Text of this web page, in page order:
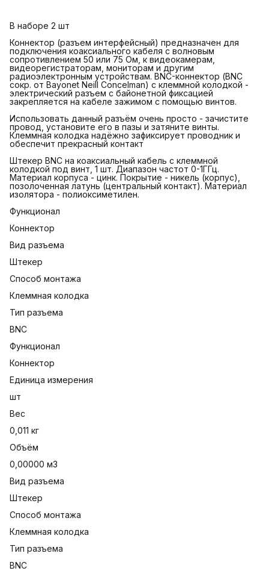
В наборе 2 шт
Коннектор (разъем интерфейсный) предназначен для
подключения коаксиального кабеля c волновым
сопротивлением 50 или 75 Ом, к видеокамерам,
видеорегистраторам, мониторам и другим
радиоэлектронным устройствам. BNC-коннектор (BNC
сокр. от Bayonet Neill Concelman) с клеммной колодкой -
электрический разъем с байонетной фиксацией
закрепляется на кабеле зажимом с помощью винтов.
Использовать данный разъём очень просто - зачистите
провод, установите его в пазы и затяните винты.
Клеммная колодка надёжно зафиксирует проводник и
обеспечит прекрасный контакт
Штекер BNC на коаксиальный кабель с клеммной
колодкой под винт, 1 шт. Диапазон частот 0-1ГГц.
Материал корпуса - цинк. Покрытие - никель (корпус),
позолоченная латунь (центральный контакт). Материал
изолятора - полиоксиметилен.
Функционал
Коннектор
Вид разъема
Штекер
Способ монтажа
Клеммная колодка
Тип разъема
BNC
Функционал
Коннектор
Единица измерения
шт
Вес
0,011 кг
Объём
0,00000 м3
Вид разъема
Штекер
Способ монтажа
Клеммная колодка
Тип разъема
BNC